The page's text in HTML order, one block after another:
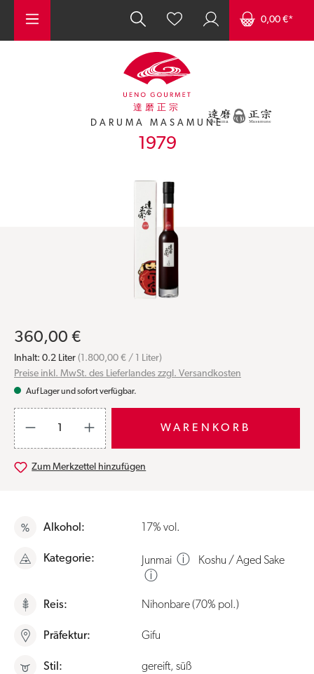
0,00 €*
達磨正宗
DARUMA MASAMUNE
1979
360,00 €
Inhalt: 0.2 Liter (1.800,00 € / 1 Liter)
Preise inkl. MwSt. des Lieferlandes zzgl. Versandkosten
Auf Lager und sofort verfügbar.
Produkt Anzahl: Gib den gewünschten Wert ein oder benutze die
WARENKORB
Zum Merkzettel hinzufügen
Alkohol: 17% vol.
Kategorie: Junmai ⓘ Koshu / Aged Sake
ⓘ
Reis: Nihonbare (70% pol.)
Präfektur: Gifu
Stil: gereift, süß